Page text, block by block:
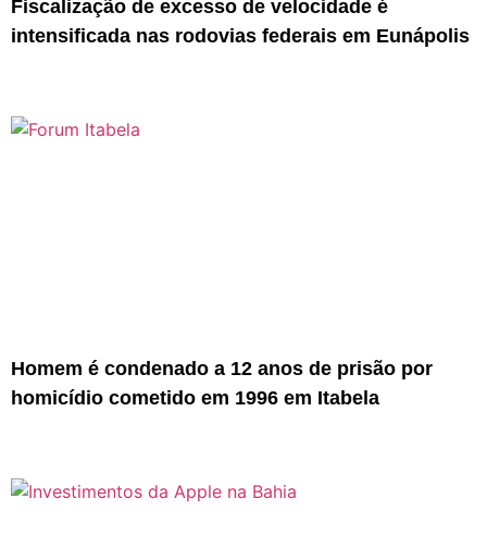
Fiscalização de excesso de velocidade é
intensificada nas rodovias federais em Eunápolis
Homem é condenado a 12 anos de prisão por
homicídio cometido em 1996 em Itabela